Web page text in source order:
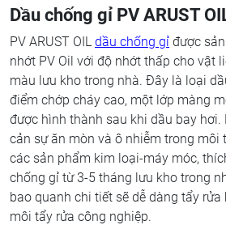
Dầu chống gỉ PV ARUST
PV ARUST OIL dầu chống gỉ được
nhớt PV Oil với độ nhớt thấp cho vật
màu lưu kho trong nhà. Đây là loại
điểm chớp cháy cao, một lớp màng
được hình thành sau khi dầu bay hơi.
cản sự ăn mòn và ô nhiễm trong môi
các sản phẩm kim loại-máy móc,
chống gỉ từ 3-5 tháng lưu kho trong
bao quanh chi tiết sẽ dễ dàng tẩy
môi tẩy rửa công nghiệp.